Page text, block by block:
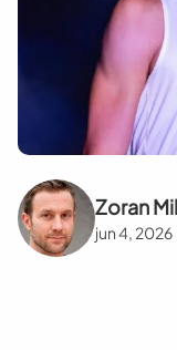
Zoran
jun 4, 2026